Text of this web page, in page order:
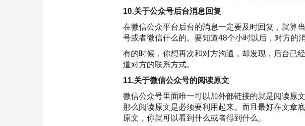
10.关于公众号后台消息回复
在微信公众平台后台的消息一定要及时回复，就算
号或者微信什么的。要知道48个小时以后，对方的
有的时候，你想再次和对方沟通，却发现，后台已
道对方的联系方式。
11.关于微信公众号的阅读原文
微信公众号里面唯一可以加外部链接的就是阅读原
那么阅读原文是必须要利用起来。而且最好在文章
原文，你就可以看到什么或者得到什么。